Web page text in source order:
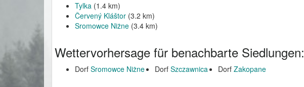
Tylka (1.4 km)
Červený Kláštor (3.2 km)
Sromowce Niżne (3.4 km)
Wettervorhersage für benachbarte Siedlungen:
Dorf Sromowce Niżne Dorf Szczawnica Dorf Zakopane